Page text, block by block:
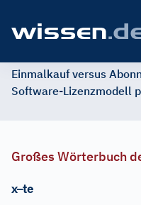
Einmalkauf versus
Software-Lizenzmodell
Großes Wörterbuch
x–te